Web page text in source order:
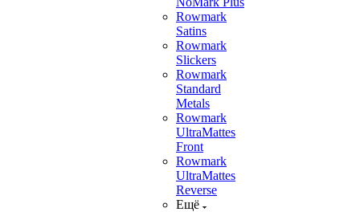
Rowmark
Satins
Rowmark
Slickers
Rowmark
Standard
Metals
Rowmark
UltraMattes
Front
Rowmark
UltraMattes
Reverse
Ещё